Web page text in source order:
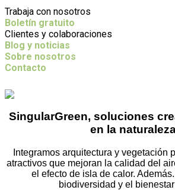
Trabaja con nosotros
Boletín gratuito
Clientes y colaboraciones
Blog y noticias
Sobre nosotros
Contacto
SingularGreen, soluciones
en la
Integramos arquitectura y vegetación
atractivos que mejoran la calidad del
el efecto de isla de calor.
biodiversidad y el